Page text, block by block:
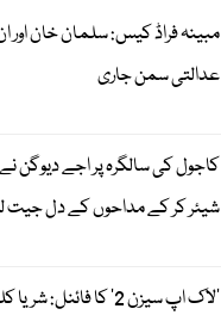
مبینہ فراڈ کیس: سلمان خان اور
عدالتی سمن جاری
کاجول کی سالگرہ پر اجے دیوگن
شیئر کر کے مداحوں کے دل جیت
’لاک اپ سیزن 2‘ کا